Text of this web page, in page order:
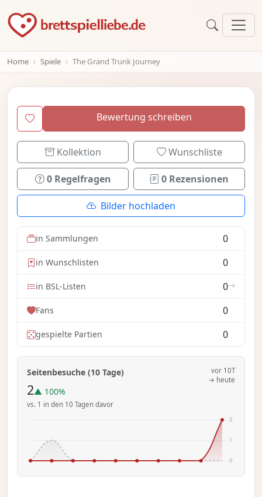
Home Spiele The Grand Trunk Journey
Bewertung schreiben
Kollektion Wunschliste
0 Regelfragen 0 Rezensionen
Bilder hochladen
in Sammlungen 0
in Wunschlisten 0
in BSL-Listen 0
Fans 0
gespielte Partien 0
Seitenbesuche (10 Tage)
2▲ 100%
vs. 1 in den 10 Tagen davor
vor 10T
→ heute